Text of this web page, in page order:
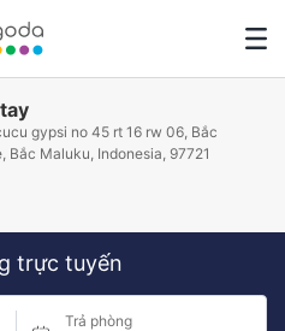
gypsi no 45 rt 16 rw 06, Bắc
Bắc Maluku, Indonesia, 97721
trực tuyến
Trả phòng